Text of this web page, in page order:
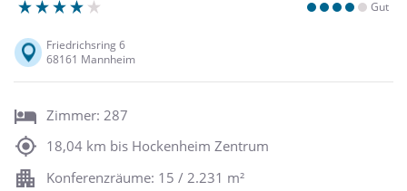
Gut
Friedrichsring 6
68161 Mannheim
Zimmer: 287
18,04 km bis Hockenheim Zentrum
Konferenzräume: 15 / 2.231 m²